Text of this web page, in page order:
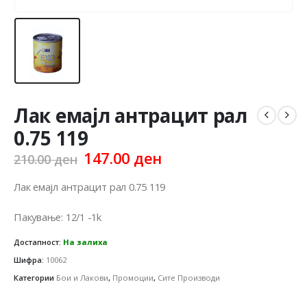
Лак емајл антрацит рал
0.75 119
210.00ден Original
was:
147.00 денCurrent
is:
Лак емајл антрацит рал 0.75 119
Пакување: 12/1 -1k
Достапност: На залиха
Шифра: 10062
Категории Бои и Лакови, Промоции, Сите Производи